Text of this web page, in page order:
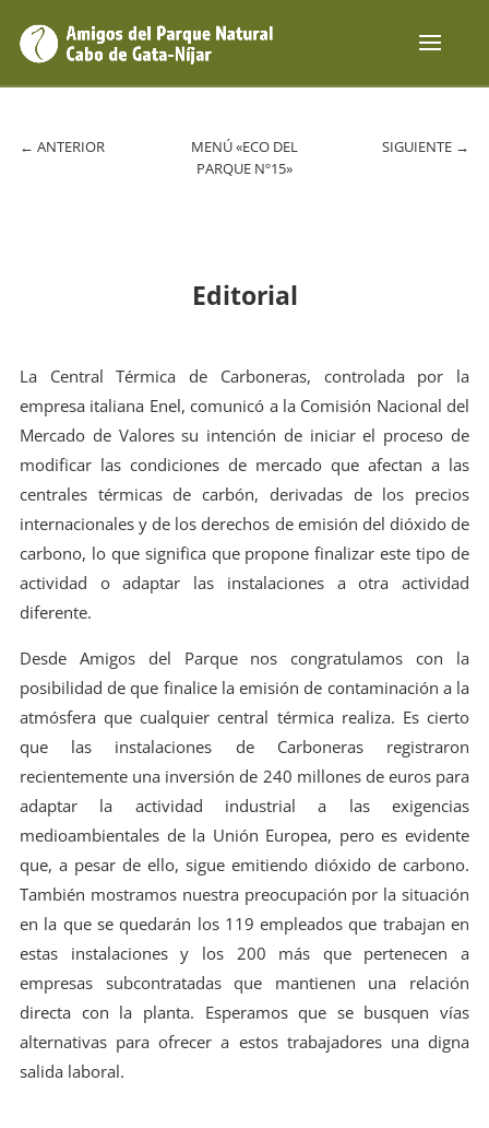
← ANTERIOR
MENÚ «ECO DEL
PARQUE Nº15»
SIGUIENTE →
Editorial
La Central Térmica de Carboneras, controlada por la
empresa italiana Enel, comunicó a la Comisión Nacional del
Mercado de Valores su intención de iniciar el proceso de
modificar las condiciones de mercado que afectan a las
centrales térmicas de carbón, derivadas de los precios
internacionales y de los derechos de emisión del dióxido de
carbono, lo que significa que propone finalizar este tipo de
actividad o adaptar las instalaciones a otra actividad
diferente.
Desde Amigos del Parque nos congratulamos con la
posibilidad de que finalice la emisión de contaminación a la
atmósfera que cualquier central térmica realiza. Es cierto
que las instalaciones de Carboneras registraron
recientemente una inversión de 240 millones de euros para
adaptar la actividad industrial a las exigencias
medioambientales de la Unión Europea, pero es evidente
que, a pesar de ello, sigue emitiendo dióxido de carbono.
También mostramos nuestra preocupación por la situación
en la que se quedarán los 119 empleados que trabajan en
estas instalaciones y los 200 más que pertenecen a
empresas subcontratadas que mantienen una relación
directa con la planta. Esperamos que se busquen vías
alternativas para ofrecer a estos trabajadores una digna
salida laboral.